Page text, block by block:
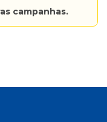
campanhas.